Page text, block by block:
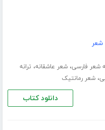
شعر
شعر فارسی،شعر عاشقانه، ترانه
،شعر رمانتیک
دانلود کتاب